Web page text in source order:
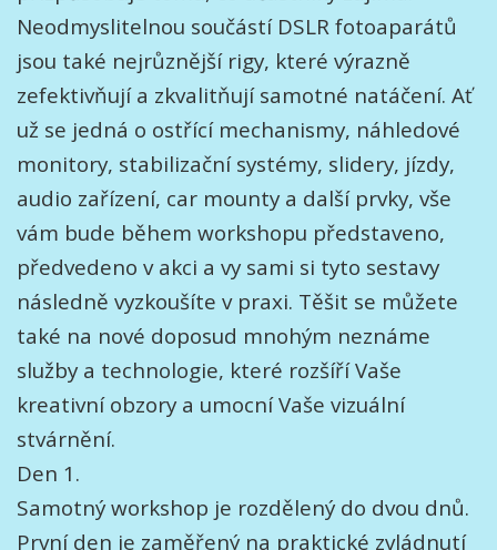
Neodmyslitelnou součástí DSLR fotoaparátů
jsou také nejrůznější rigy, které výrazně
zefektivňují a zkvalitňují samotné natáčení. Ať
už se jedná o ostřící mechanismy, náhledové
monitory, stabilizační systémy, slidery, jízdy,
audio zařízení, car mounty a další prvky, vše
vám bude během workshopu představeno,
předvedeno v akci a vy sami si tyto sestavy
následně vyzkoušíte v praxi. Těšit se můžete
také na nové doposud mnohým neznáme
služby a technologie, které rozšíří Vaše
kreativní obzory a umocní Vaše vizuální
stvárnění.
Den 1.
Samotný workshop je rozdělený do dvou dnů.
První den je zaměřený na praktické zvládnutí